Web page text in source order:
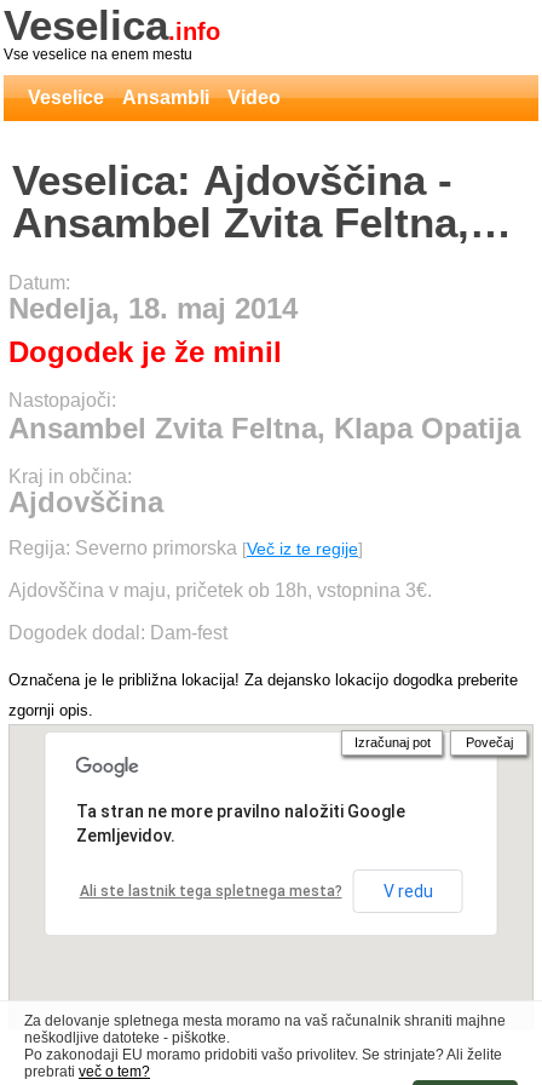
Veselica.info
Vse veselice na enem mestu
Veselice Ansambli Video
Veselica: Ajdovščina -
Ansambel Zvita Feltna,
Klapa Opatija
Datum:
Nedelja, 18. maj 2014
Dogodek je že minil
Nastopajoči:
Ansambel Zvita Feltna, Klapa Opatija
Kraj in občina:
Ajdovščina
Regija: Severno primorska [Več iz te regije]
Ajdovščina v maju, pričetek ob 18h, vstopnina 3€.
Dogodek dodal: Dam-fest
Označena je le približna lokacija! Za dejansko lokacijo dogodka preberite
zgornji opis.
Ta stran ne more pravilno naložiti Google
Zemljevidov.
Ali ste lastnik tega spletnega mesta? V redu
Izračunaj pot Povečaj
Za delovanje spletnega mesta moramo na vaš računalnik shraniti majhne
neškodljive datoteke - piškotke.
Po zakonodaji EU moramo pridobiti vašo privolitev. Se strinjate? Ali želite
prebrati več o tem?